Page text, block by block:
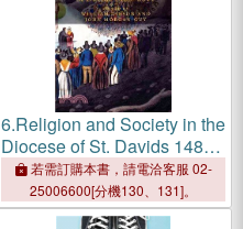
6.Religion and Society in the
Diocese of St. Davids 1485?
011若需訂購本書，請電洽客服 02-
25006600[分機130、131]。